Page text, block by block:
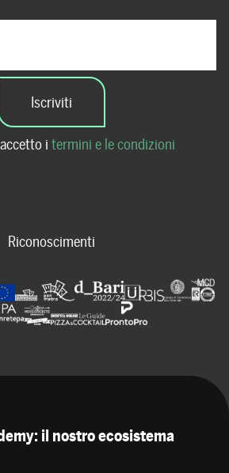
i termini e le condizioni
Riconoscimenti
il nostro ecosistema